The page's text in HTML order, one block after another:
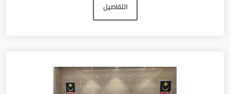
التفاصيل